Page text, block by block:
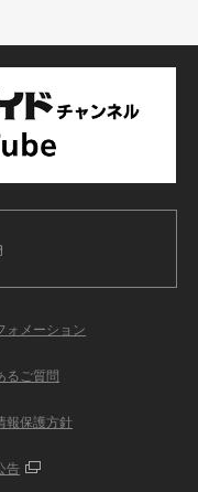
ォメーション
るご質問
報保護方針
告